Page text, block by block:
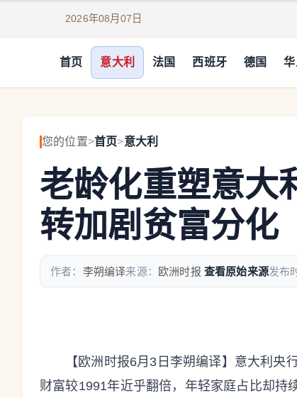
2026年08月07日
首页 意大利 法国 西班牙 德国
您的位置>首页>意大利
老龄化重塑意大
转加剧贫富分化
作者： 李朔编译来源： 欧洲时报 查看原始来源发布
【欧洲时报6月3日李朔编译】意大利
财富较1991年近乎翻倍，年轻家庭占比却持